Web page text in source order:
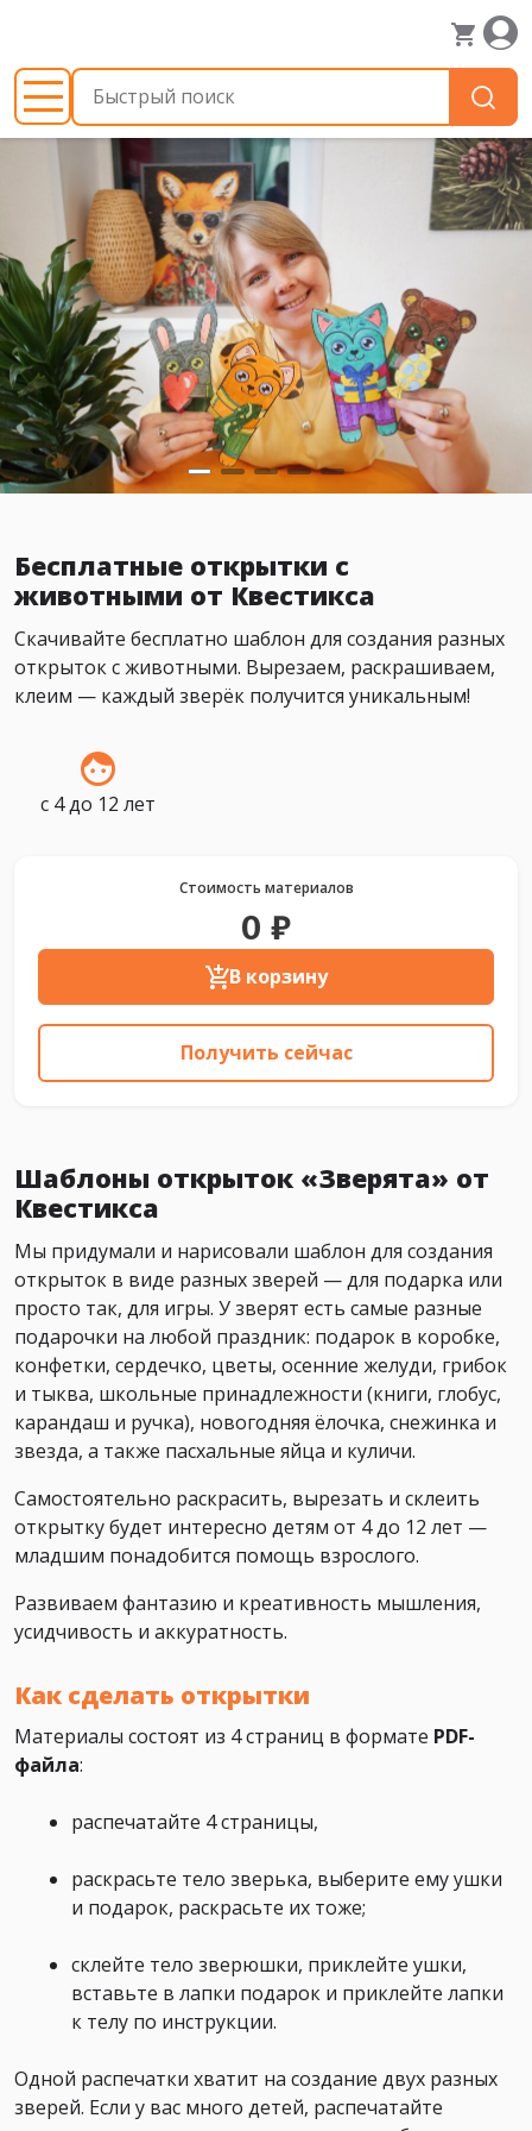
Бесплатные открытки с
животными от Квестикса
Скачивайте бесплатно шаблон для создания разных
открыток с животными. Вырезаем, раскрашиваем,
клеим — каждый зверёк получится уникальным!
с 4 до 12 лет
Стоимость материалов
0 ₽
В корзину
Получить сейчас
Шаблоны открыток «Зверята» от
Квестикса
Мы придумали и нарисовали шаблон для создания
открыток в виде разных зверей — для подарка или
просто так, для игры. У зверят есть самые разные
подарочки на любой праздник: подарок в коробке,
конфетки, сердечко, цветы, осенние желуди, грибок
и тыква, школьные принадлежности (книги, глобус,
карандаш и ручка), новогодняя ёлочка, снежинка и
звезда, а также пасхальные яйца и куличи.
Самостоятельно раскрасить, вырезать и склеить
открытку будет интересно детям от 4 до 12 лет —
младшим понадобится помощь взрослого.
Развиваем фантазию и креативность мышления,
усидчивость и аккуратность.
Как сделать открытки
Материалы состоят из 4 страниц в формате PDF-
файла:
распечатайте 4 страницы,
раскрасьте тело зверька, выберите ему ушки
и подарок, раскрасьте их тоже;
склейте тело зверюшки, приклейте ушки,
вставьте в лапки подарок и приклейте лапки
к телу по инструкции.
Одной распечатки хватит на создание двух разных
зверей. Если у вас много детей, распечатайте